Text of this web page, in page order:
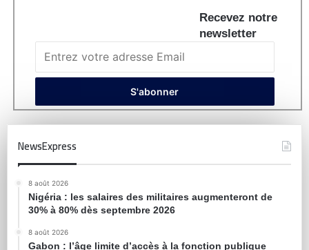
Recevez notre
newsletter
NewsExpress
8 août 2026
Nigéria : les salaires des militaires augmenteront de
30% à 80% dès septembre 2026
8 août 2026
Gabon : l’âge limite d’accès à la fonction publique